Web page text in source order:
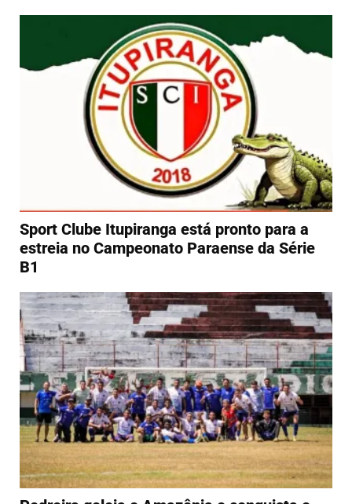
Sport Clube Itupiranga está pronto para a
estreia no Campeonato Paraense da Série
B1